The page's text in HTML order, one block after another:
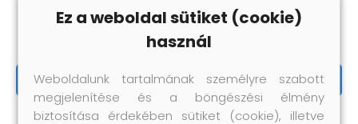
500 db színes játéklabda
Megnézem
250 db színes játéklabda
Megnézem
Ez a weboldal sütiket (cookie)
használ
Weboldalunk tartalmának személyre szabott
megjelenítése és a böngészési élmény
biztosítása érdekében sütiket (cookie), illetve